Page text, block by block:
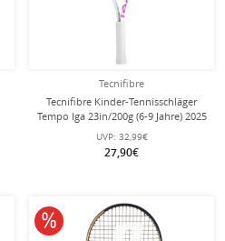
Tecnifibre
Tecnifibre Kinder-Tennisschläger
Tempo Iga 23in/200g (6-9 Jahre) 2025
weiss/violett - besaitet -
UVP: 32,99€
27,90€
10% reduziert